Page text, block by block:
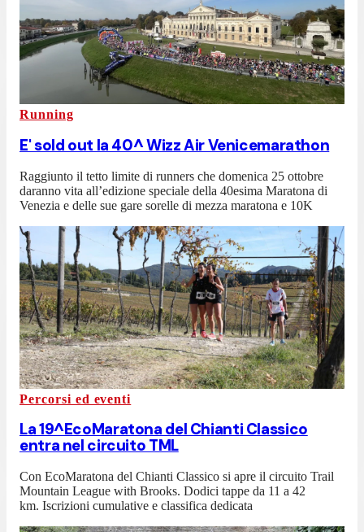
Running
E' sold out la 40^ Wizz Air Venicemarathon
Raggiunto il tetto limite di runners che domenica 25 ottobre
daranno vita all’edizione speciale della 40esima Maratona di
Venezia e delle sue gare sorelle di mezza maratona e 10K
Percorsi ed eventi
La 19^EcoMaratona del Chianti Classico
entra nel circuito TML
Con EcoMaratona del Chianti Classico si apre il circuito Trail
Mountain League with Brooks. Dodici tappe da 11 a 42
km. Iscrizioni cumulative e classifica dedicata